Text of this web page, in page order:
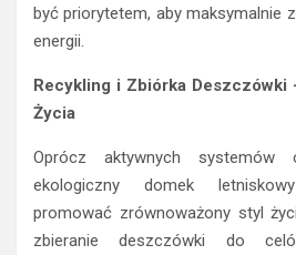
być priorytetem, aby maksymalnie
energii.
Recykling i Zbiórka Deszczówki
Życia
Oprócz aktywnych systemów
ekologiczny domek
promować zrównoważony styl
zbieranie deszczówki do